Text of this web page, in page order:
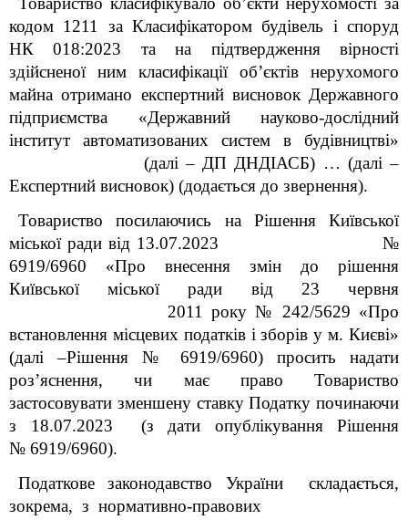
кодом 1211 за Класифікатором будівель і споруд
НК 018:2023 та на підтвердження вірності
здійсненої ним класифікації об’єктів нерухомого
майна отримано експертний висновок Державного
підприємства «Державний науково-дослідний
інститут автоматизованих систем в будівництві»
(далі – ДП ДНДІАСБ) … (далі –
Експертний висновок) (додається до звернення).
Товариство посилаючись на Рішення Київської
міської ради від 13.07.2023 №
6919/6960 «Про внесення змін до рішення
Київської міської ради від 23 червня
2011 року № 242/5629 «Про
встановлення місцевих податків і зборів у м. Києві»
(далі –Рішення № 6919/6960)просить надати
роз’яснення, чи має право Товариство
застосовувати зменшену ставку Податку починаючи
з 18.07.2023 (з дати опублікування Рішення
№ 6919/6960).
Податкове законодавство України складається,
зокрема, з нормативно-правових